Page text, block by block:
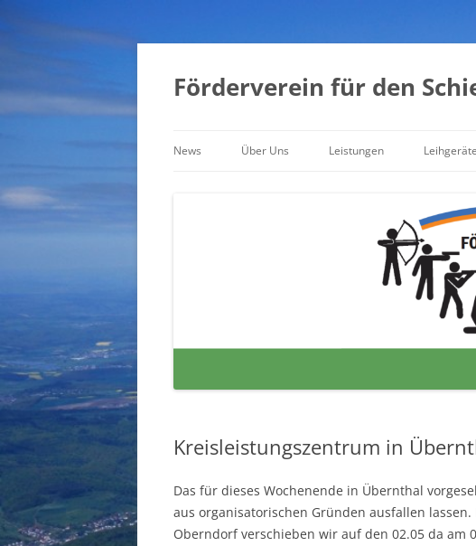
Zum
springen
Förderverein für den
News Über Uns Leistungen Leihgeräte
Kreisleistungszentrum in
Das für dieses Wochenende in Übernthal
aus organisatorischen Gründen ausfallen
Oberndorf verschieben wir auf den 02.05 da am